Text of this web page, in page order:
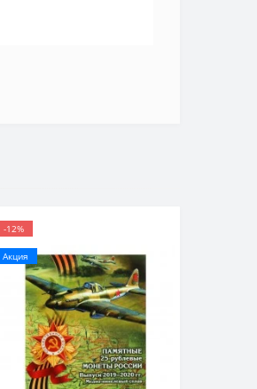
-12%
Акция